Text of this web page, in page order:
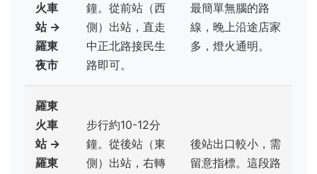
火車
站 →
羅東
夜市
鐘。從前站（西
側）出站，直走
中正北路接民生
路即可。
最簡單無腦的路
線，晚上沿途店家
多，燈火通明。
羅東
火車
站 →
羅東
步行約10-12分
鐘。從後站（東
側）出站，右轉
後站出口較小，需
留意指標。這段路